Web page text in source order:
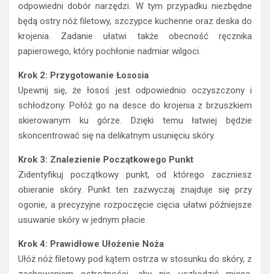
odpowiedni dobór narzędzi. W tym przypadku niezbędne
będą ostry nóż filetowy, szczypce kuchenne oraz deska do
krojenia. Zadanie ułatwi także obecność ręcznika
papierowego, który pochłonie nadmiar wilgoci.
Krok 2: Przygotowanie Łososia
Upewnij się, że łosoś jest odpowiednio oczyszczony i
schłodzony. Połóż go na desce do krojenia z brzuszkiem
skierowanym ku górze. Dzięki temu łatwiej będzie
skoncentrować się na delikatnym usunięciu skóry.
Krok 3: Znalezienie Początkowego Punkt
Zidentyfikuj początkowy punkt, od którego zaczniesz
obieranie skóry. Punkt ten zazwyczaj znajduje się przy
ogonie, a precyzyjne rozpoczęcie cięcia ułatwi późniejsze
usuwanie skóry w jednym płacie.
Krok 4: Prawidłowe Ułożenie Noża
Ułóż nóż filetowy pod kątem ostrza w stosunku do skóry, z